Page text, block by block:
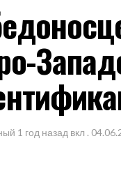
1 год назад вкл .